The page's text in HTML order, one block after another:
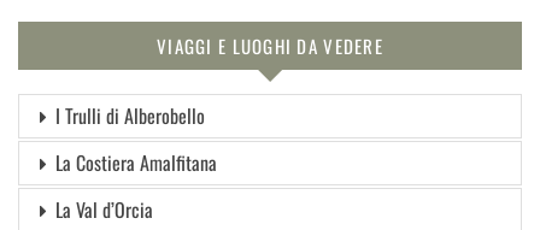
VIAGGI E LUOGHI DA VEDERE
I Trulli di Alberobello
La Costiera Amalfitana
La Val d’Orcia